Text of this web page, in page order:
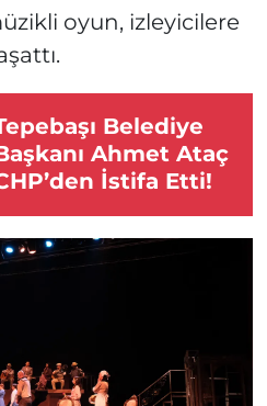
oyun, izleyicilere
Belediye
Ahmet Ataç
İstifa Etti!